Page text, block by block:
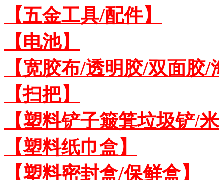
【五金工具/配件】
【电池】
【宽胶布/透明胶/双面胶
【扫把】
【塑料铲子簸箕垃圾铲/
【塑料纸巾盒】
【塑料密封盒/保鲜盒】